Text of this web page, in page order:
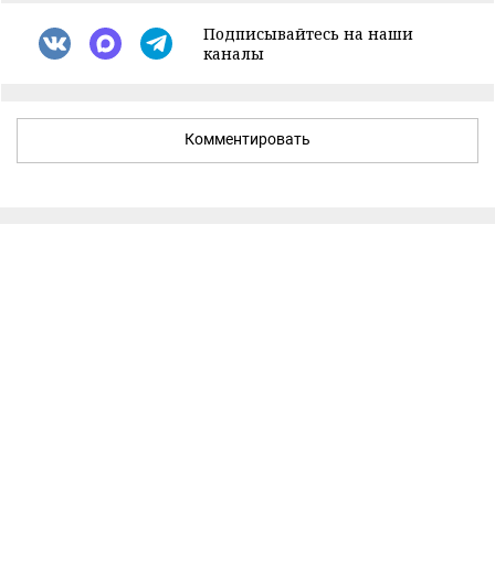
Подписывайтесь на наши
каналы
Комментировать